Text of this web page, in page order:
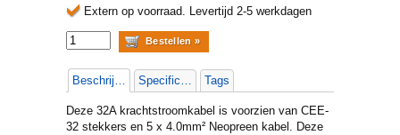
Extern op voorraad. Levertijd 2-5 werkdagen
Beschrijving Specificaties Tags
Deze 32A krachtstroomkabel is voorzien van CEE-
32 stekkers en 5 x 4.0mm² Neopreen kabel. Deze